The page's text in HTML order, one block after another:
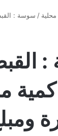
محلية / سوسة :